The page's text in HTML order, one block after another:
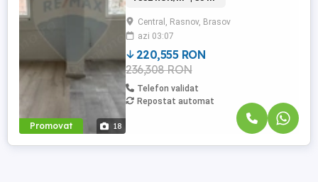
Promovat 18
semidecomandat, fiind compusă din
living, dormitor, bucătărie și baie.
Apartamentul se află în stadiu semifinisat,
...
Central, Rasnov, Brasov
azi 03:07
220,555 RON
236,308 RON
Telefon validat
Repostat automat